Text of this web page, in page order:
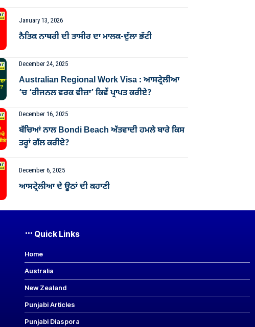
January 13, 2026
ਨੈਤਿਕ ਨਾਬਰੀ ਦੀ ਤਾਸੀਰ ਦਾ ਮਾਲਕ-ਦੁੱਲਾ ਭੱਟੀ
December 24, 2025
Australian Regional Work Visa : ਆਸਟ੍ਰੇਲੀਆ
’ਚ ‘ਰੀਜਨਲ ਵਰਕ ਵੀਜ਼ਾ’ ਕਿਵੇਂ ਪ੍ਰਾਪਤ ਕਰੀਏ?
December 16, 2025
ਬੱਚਿਆਂ ਨਾਲ Bondi Beach ਅੱਤਵਾਦੀ ਹਮਲੇ ਬਾਰੇ ਕਿਸ
ਤਰ੍ਹਾਂ ਗੱਲ ਕਰੀਏ?
December 6, 2025
ਆਸਟ੍ਰੇਲੀਆ ਦੇ ਊਠਾਂ ਦੀ ਕਹਾਣੀ
Quick Links
Home
Australia
New Zealand
Punjabi Articles
Punjabi Diaspora